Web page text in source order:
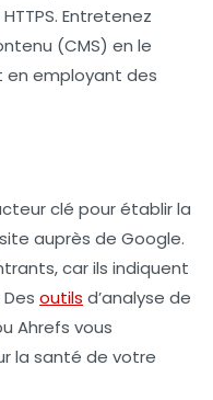
Entretenez
(CMS) en le
employant des
clé pour établir la
auprès de Google.
car ils indiquent
outils d’analyse de
Ahrefs vous
la santé de votre